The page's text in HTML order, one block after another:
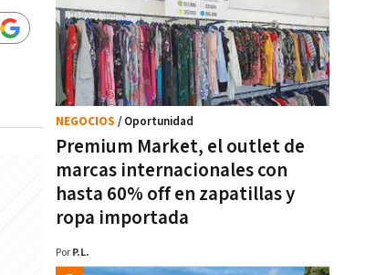
Premium Market, el outlet de
marcas internacionales con
hasta 60% off en zapatillas y
ropa importada
NEGOCIOS / Oportunidad
Por P.L.